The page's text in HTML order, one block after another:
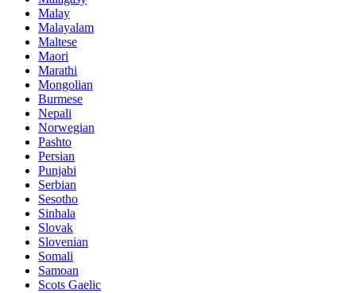
Malay
Malayalam
Maltese
Maori
Marathi
Mongolian
Burmese
Nepali
Norwegian
Pashto
Persian
Punjabi
Serbian
Sesotho
Sinhala
Slovak
Slovenian
Somali
Samoan
Scots Gaelic